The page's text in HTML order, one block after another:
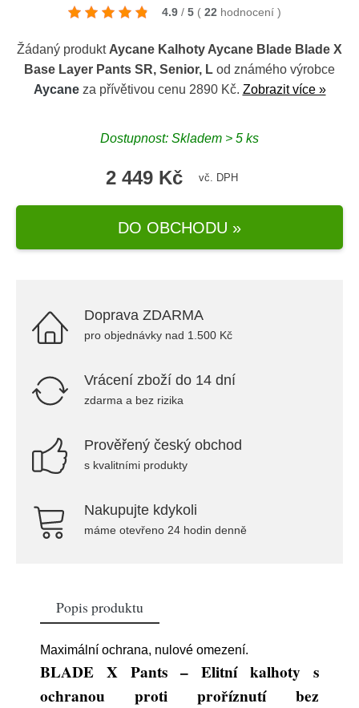
4.9 / 5 ( 22 hodnocení )
Žádaný produkt Aycane Kalhoty Aycane Blade Blade X
Base Layer Pants SR, Senior, L od známého výrobce
Aycaneza přívětivou cenu 2890 Kč. Zobrazit více »
Dostupnost: Skladem > 5 ks
2 449 Kč vč. DPH
DO OBCHODU »
Doprava ZDARMA
pro objednávky nad 1.500 Kč
Vrácení zboží do 14 dní
zdarma a bez rizika
Prověřený český obchod
s kvalitními produkty
Nakupujte kdykoli
máme otevřeno 24 hodin denně
Popis produktu
Maximální ochrana, nulové omezení.
BLADE X Pants – Elitní kalhoty s
ochranou proti proříznutí bez